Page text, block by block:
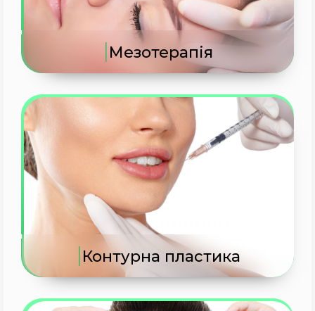
|Мезотерапія
|Контурна пластика